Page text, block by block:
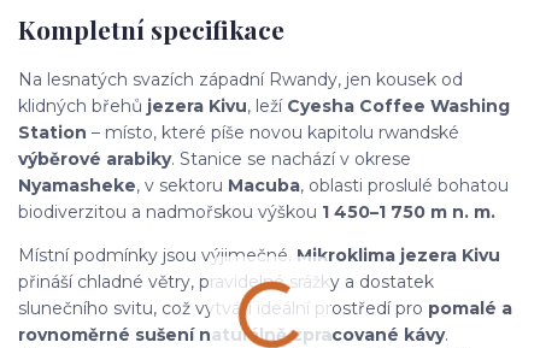
Kompletní specifikace
Na lesnatých svazích západní Rwandy, jen kousek od
klidných břehů jezera Kivu, leží Cyesha Coffee Washing
Station – místo, které píše novou kapitolu rwandské
výběrové arabiky. Stanice se nachází v okrese
Nyamasheke, v sektoru Macuba, oblasti proslulé bohatou
biodiverzitou a nadmořskou výškou 1 450–1 750 m n. m.
Místní podmínky jsou výjimečné. Mikroklima jezera Kivu
přináší chladné větry, pravidelné srážky a dostatek
slunečního svitu, což vytváří ideální prostředí pro pomalé a
rovnoměrné sušení naturálně zpracované kávy.